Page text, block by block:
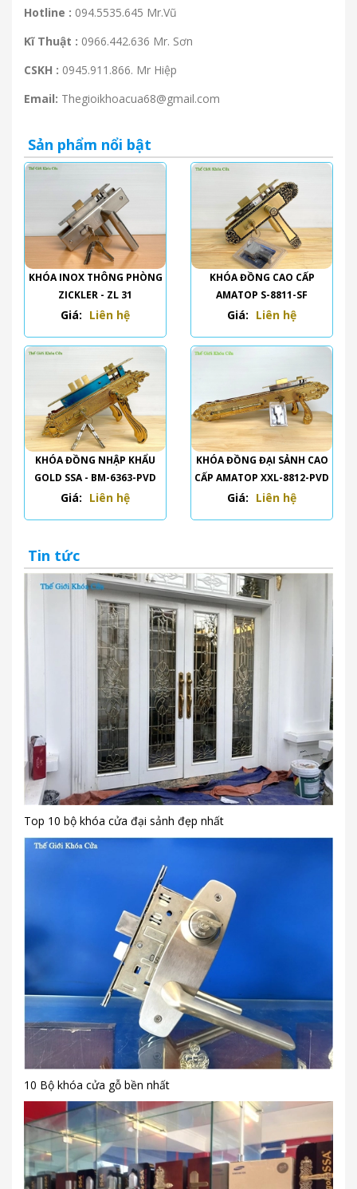
Hotline : 094.5535.645 Mr.Vũ
Kĩ Thuật : 0966.442.636 Mr. Sơn
CSKH : 0945.911.866. Mr Hiệp
Email: Thegioikhoacua68@gmail.com
Sản phẩm nổi bật
KHÓA INOX THÔNG PHÒNG
ZICKLER - ZL 31
Giá: Liên hệ
KHÓA ĐỒNG CAO CẤP
AMATOP S-8811-SF
Giá: Liên hệ
KHÓA ĐỒNG NHẬP KHẨU
GOLD SSA - BM-6363-PVD
Giá: Liên hệ
KHÓA ĐỒNG ĐẠI SẢNH CAO
CẤP AMATOP XXL-8812-PVD
Giá: Liên hệ
Tin tức
Top 10 bộ khóa cửa đại sảnh đẹp nhất
10 Bộ khóa cửa gỗ bền nhất